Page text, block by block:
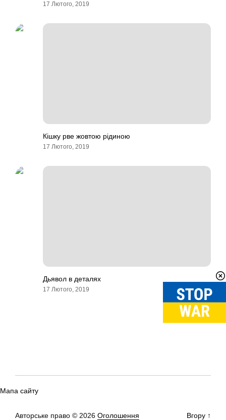
17 Лютого, 2019
Кішку рве жовтою рідиною
17 Лютого, 2019
Дьявол в деталях
17 Лютого, 2019
Мапа сайту
Авторське право © 2026 Оголошення Вгору ↑